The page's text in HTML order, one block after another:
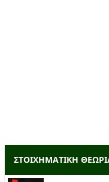
ΣΤΟΙΧΗΜΑΤΙΚΗ